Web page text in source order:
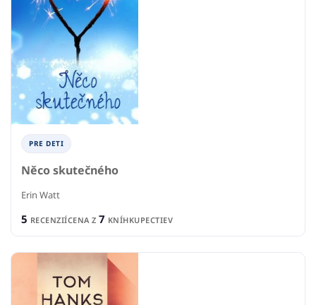
PRE DETI
Něco skutečného
Erin Watt
5 RECENZIÍCENA Z 7 KNÍHKUPECTIEV